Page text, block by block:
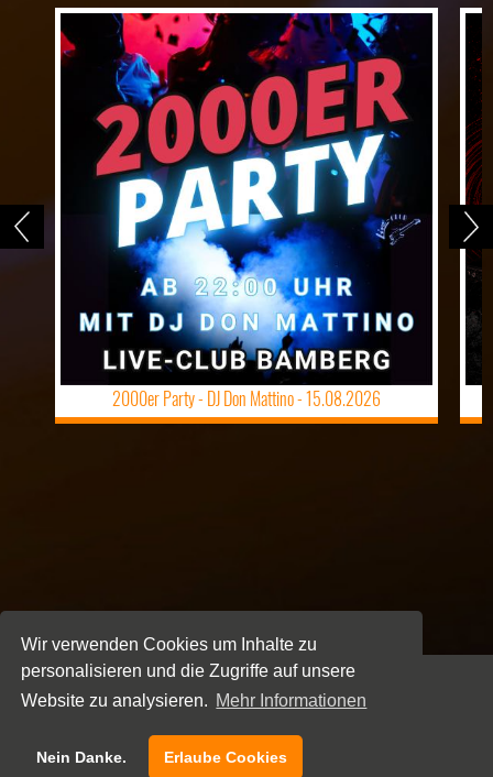
Wir verwenden Cookies um Inhalte zu
personalisieren und die Zugriffe auf unsere
Website zu analysieren. Mehr Informationen
Nein Danke. Erlaube Cookies
2000er Party - DJ Don Mattino -15.08.2026